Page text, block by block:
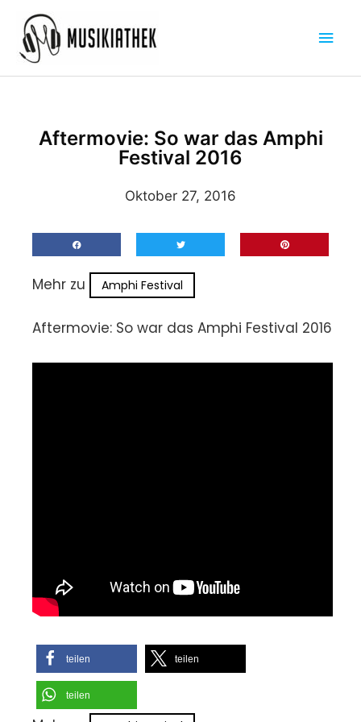
Inhalt
springen
Aftermovie: So war das Amphi
Festival 2016
Oktober 27, 2016
Mehr zu Amphi Festival
Aftermovie: So war das Amphi Festival 2016
teilen teilen
teilen